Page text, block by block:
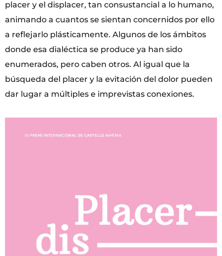
placer y el displacer, tan consustancial a lo humano,
animando a cuantos se sientan concernidos por ello
a reflejarlo plásticamente. Algunos de los ámbitos
donde esa dialéctica se produce ya han sido
enumerados, pero caben otros. Al igual que la
búsqueda del placer y la evitación del dolor pueden
dar lugar a múltiples e imprevistas conexiones.